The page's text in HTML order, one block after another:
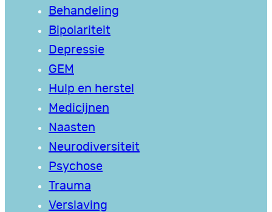
Behandeling
Bipolariteit
Depressie
GEM
Hulp en herstel
Medicijnen
Naasten
Neurodiversiteit
Psychose
Trauma
Verslaving